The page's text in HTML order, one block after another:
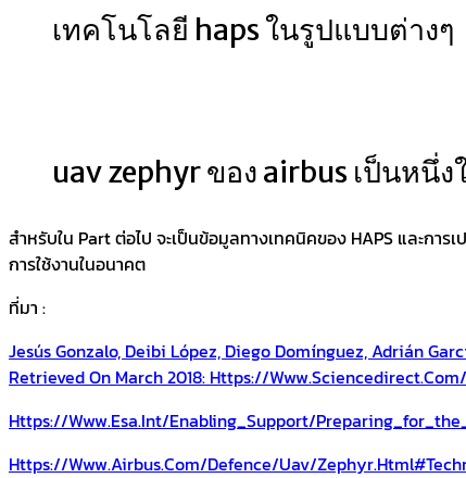
เทคโนโลยี haps ในรูปแบบต่างๆ
uav zephyr ของ airbus เป็นหนึ่
สำหรับใน Part ต่อไป จะเป็นข้อมูลทางเทคนิคของ HAPS และการ
การใช้งานในอนาคต
ที่มา :
Jesús Gonzalo, Deibi López, Diego Domínguez, Adrián
Retrieved On March 2018: Https://
Https://www.esa.int/Enabling_Support/
Https://www.airbus.com/defence/uav/